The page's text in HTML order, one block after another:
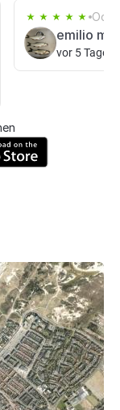
Oct
emilio
vor 5 Tagen